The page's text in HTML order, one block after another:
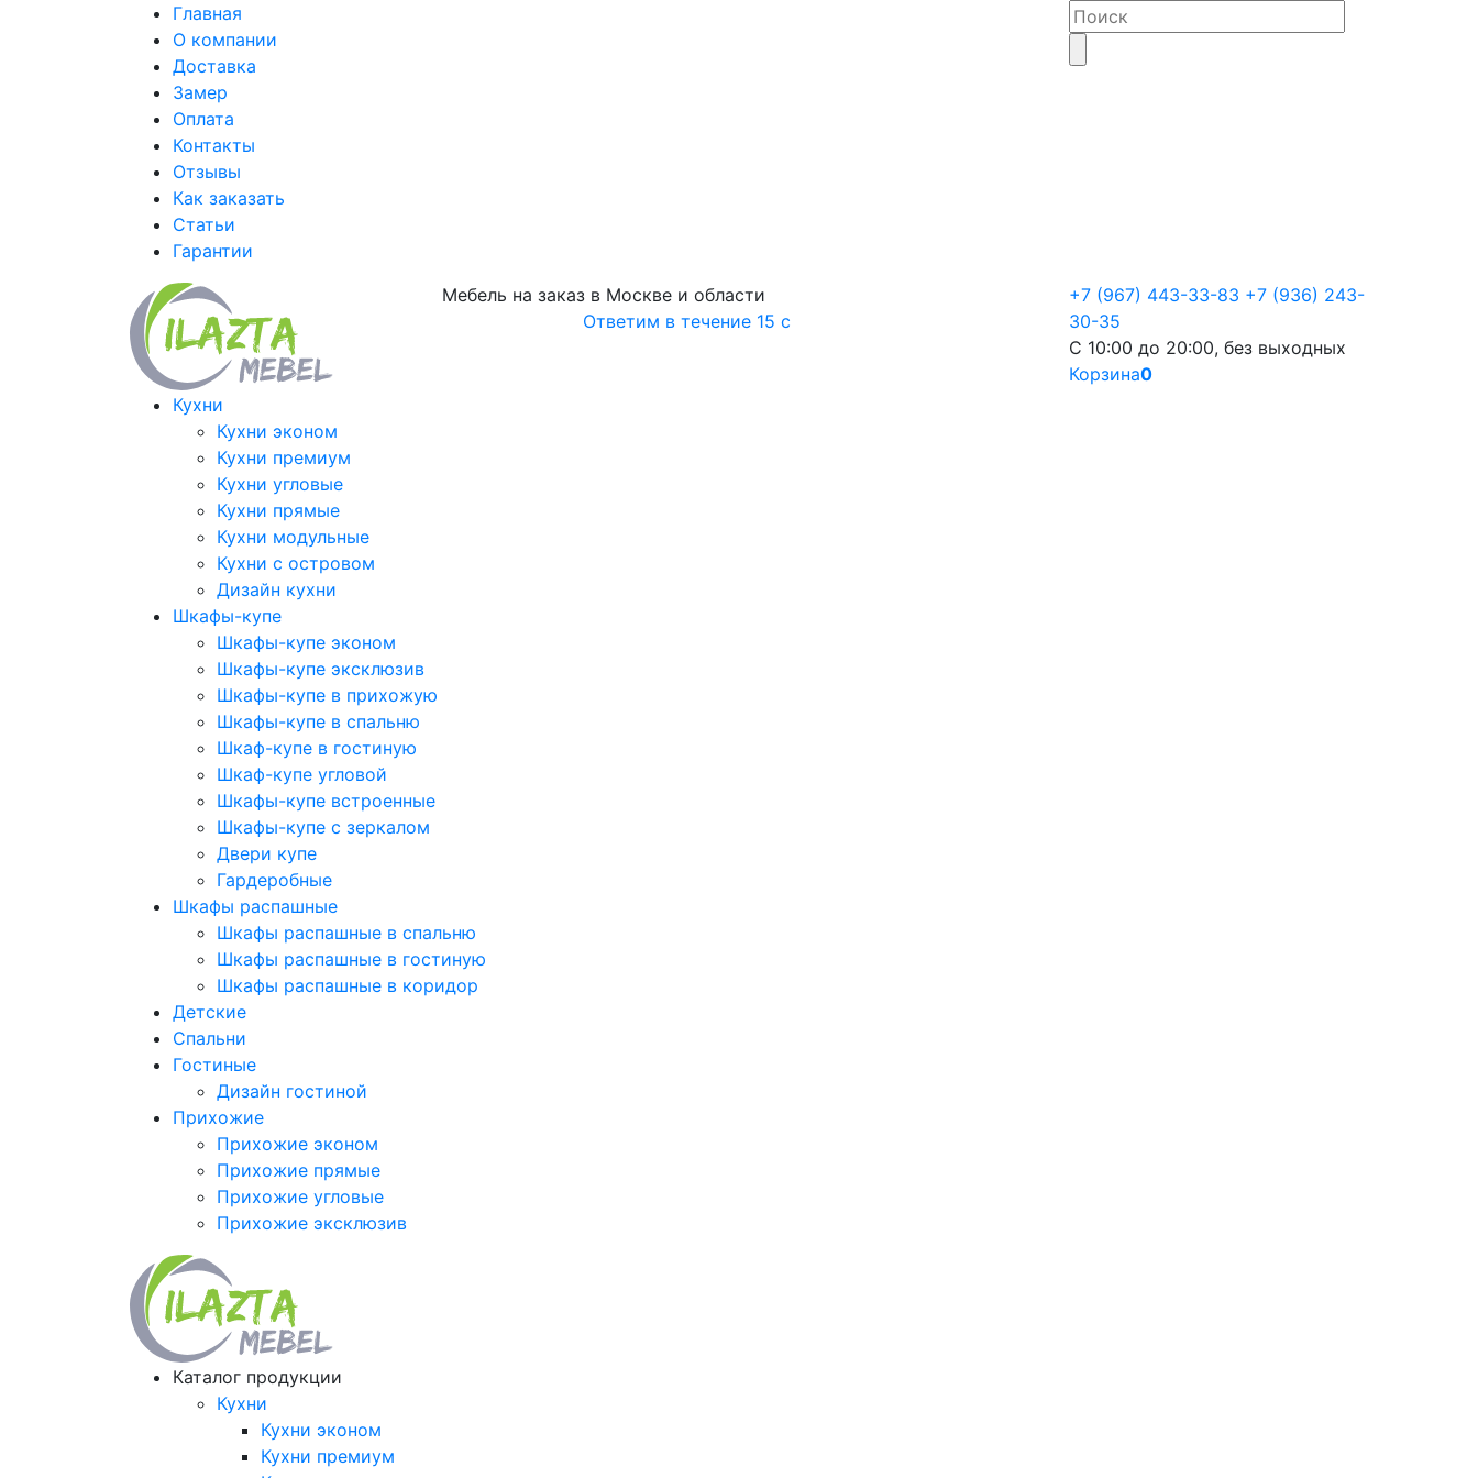
Главная
О компании
Доставка
Замер
Оплата
Контакты
Отзывы
Как заказать
Статьи
Гарантии
Мебель на заказ в Москве и области
Ответим в течение 15 с
+7 (967) 443-33-83 +7 (936) 243-
30-35
С 10:00 до 20:00, без выходных
Корзина0
Кухни
Кухни эконом
Кухни премиум
Кухни угловые
Кухни прямые
Кухни модульные
Кухни с островом
Дизайн кухни
Шкафы-купе
Шкафы-купе эконом
Шкафы-купе эксклюзив
Шкафы-купе в прихожую
Шкафы-купе в спальню
Шкаф-купе в гостиную
Шкаф-купе угловой
Шкафы-купе встроенные
Шкафы-купе с зеркалом
Двери купе
Гардеробные
Шкафы распашные
Шкафы распашные в спальню
Шкафы распашные в гостиную
Шкафы распашные в коридор
Детские
Спальни
Гостиные
Дизайн гостиной
Прихожие
Прихожие эконом
Прихожие прямые
Прихожие угловые
Прихожие эксклюзив
Каталог продукции
Кухни
Кухни эконом
Кухни премиум